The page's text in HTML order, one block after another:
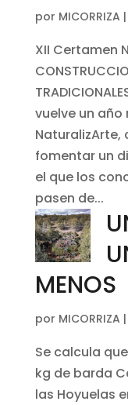
por MICORRIZA |
XII Certamen
vuelve un
NaturalizArte,
fomentar un
el que los
pasen de...
MENOS
por MICORRIZA |
Se calcula
kg de barda
las Hoyuelas